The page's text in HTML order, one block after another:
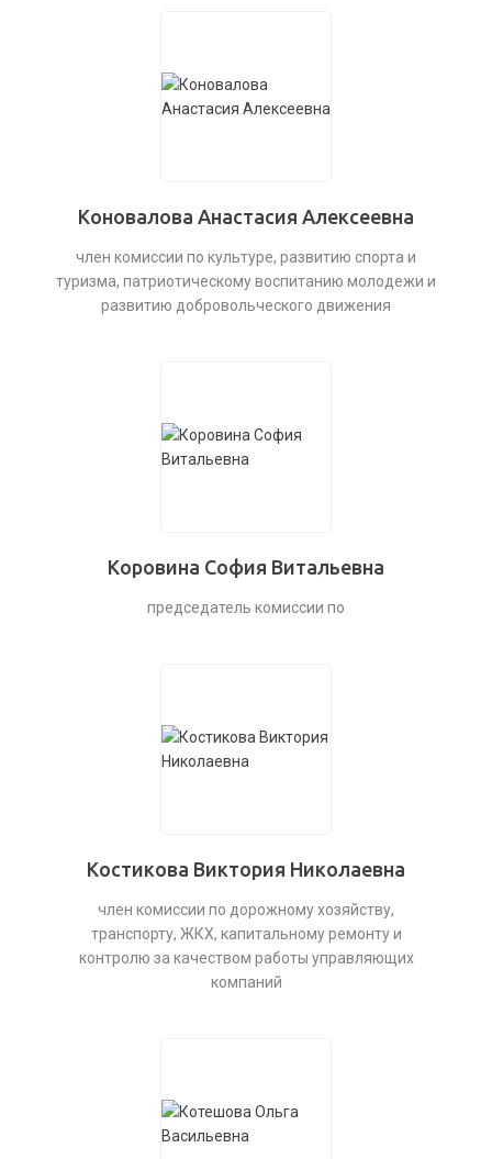
Коновалова Анастасия Алексеевна
член комиссии по культуре, развитию спорта и
туризма, патриотическому воспитанию молодежи и
развитию добровольческого движения
Коровина София Витальевна
председатель комиссии по
Костикова Виктория Николаевна
член комиссии по дорожному хозяйству,
транспорту, ЖКХ, капитальному ремонту и
контролю за качеством работы управляющих
компаний